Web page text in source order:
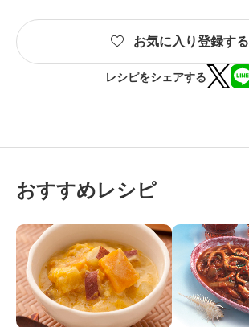
お気に入り登録する
レシピをシェアする
おすすめレシピ